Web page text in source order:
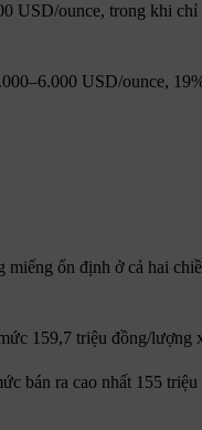
USD/ounce, trong khi
USD/ounce,
ổn định ở cả hai
159,7 triệu đồng/lượng
bán ra cao nhất 155